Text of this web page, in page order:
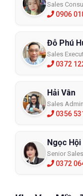
Sales
0906
Đỗ Phú
Sales
0372
Hải Vân
Sales Admin
0356
Ngọc
Senior
0372